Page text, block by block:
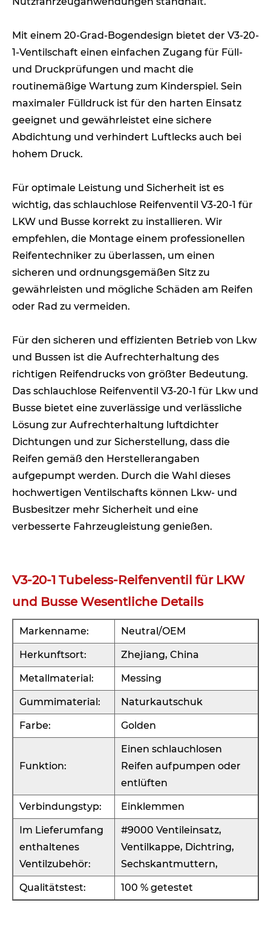
Mit einem 20-Grad-Bogendesign bietet der V3-20-
1-Ventilschaft einen einfachen Zugang für Füll-
und Druckprüfungen und macht die
routinemäßige Wartung zum Kinderspiel. Sein
maximaler Fülldruck ist für den harten Einsatz
geeignet und gewährleistet eine sichere
Abdichtung und verhindert Luftlecks auch bei
hohem Druck.
Für optimale Leistung und Sicherheit ist es
wichtig, das schlauchlose Reifenventil V3-20-1 für
LKW und Busse korrekt zu installieren. Wir
empfehlen, die Montage einem professionellen
Reifentechniker zu überlassen, um einen
sicheren und ordnungsgemäßen Sitz zu
gewährleisten und mögliche Schäden am Reifen
oder Rad zu vermeiden.
Für den sicheren und effizienten Betrieb von Lkw
und Bussen ist die Aufrechterhaltung des
richtigen Reifendrucks von größter Bedeutung.
Das schlauchlose Reifenventil V3-20-1 für Lkw und
Busse bietet eine zuverlässige und verlässliche
Lösung zur Aufrechterhaltung luftdichter
Dichtungen und zur Sicherstellung, dass die
Reifen gemäß den Herstellerangaben
aufgepumpt werden. Durch die Wahl dieses
hochwertigen Ventilschafts können Lkw- und
Busbesitzer mehr Sicherheit und eine
verbesserte Fahrzeugleistung genießen.
V3-20-1 Tubeless-Reifenventil für LKW
und Busse Wesentliche Details
Markenname: Neutral/OEM
Herkunftsort: Zhejiang, China
Metallmaterial: Messing
Gummimaterial: Naturkautschuk
Farbe: Golden
Funktion:
Einen schlauchlosen
Reifen aufpumpen oder
entlüften
Verbindungstyp: Einklemmen
Im Lieferumfang
enthaltenes
Ventilzubehör:
#9000 Ventileinsatz,
Ventilkappe, Dichtring,
Sechskantmuttern,
Qualitätstest: 100 % getestet